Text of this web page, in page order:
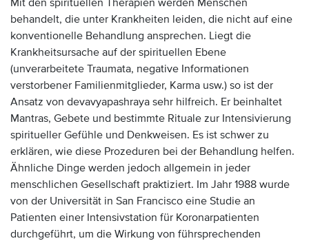
Mit den spirituellen Therapien werden Menschen
behandelt, die unter Krankheiten leiden, die nicht auf eine
konventionelle Behandlung ansprechen. Liegt die
Krankheitsursache auf der spirituellen Ebene
(unverarbeitete Traumata, negative Informationen
verstorbener Familienmitglieder, Karma usw.) so ist der
Ansatz von devavyapashraya sehr hilfreich. Er beinhaltet
Mantras, Gebete und bestimmte Rituale zur Intensivierung
spiritueller Gefühle und Denkweisen. Es ist schwer zu
erklären, wie diese Prozeduren bei der Behandlung helfen.
Ähnliche Dinge werden jedoch allgemein in jeder
menschlichen Gesellschaft praktiziert. Im Jahr 1988 wurde
von der Universität in San Francisco eine Studie an
Patienten einer Intensivstation für Koronarpatienten
durchgeführt, um die Wirkung von führsprechenden